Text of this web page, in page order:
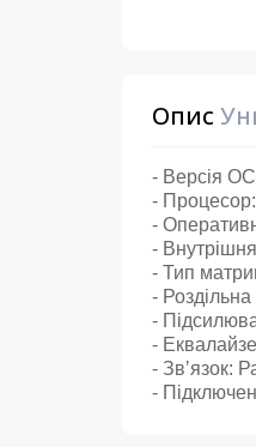
Опис
- Версія
-
-
-
- Тип
-
-
-
- Звʼязок:
-